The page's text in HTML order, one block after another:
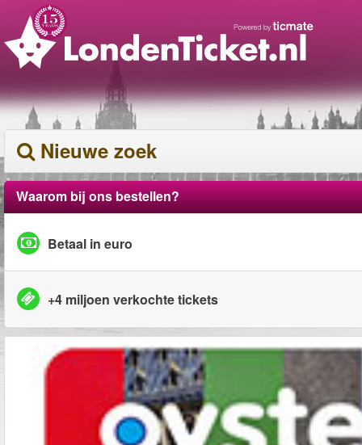
Nieuwe zoek
Waarom bij ons bestellen?
Betaal in euro
+4 miljoen verkochte tickets